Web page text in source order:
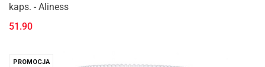
kaps. - Aliness
51.90
PROMOCJA